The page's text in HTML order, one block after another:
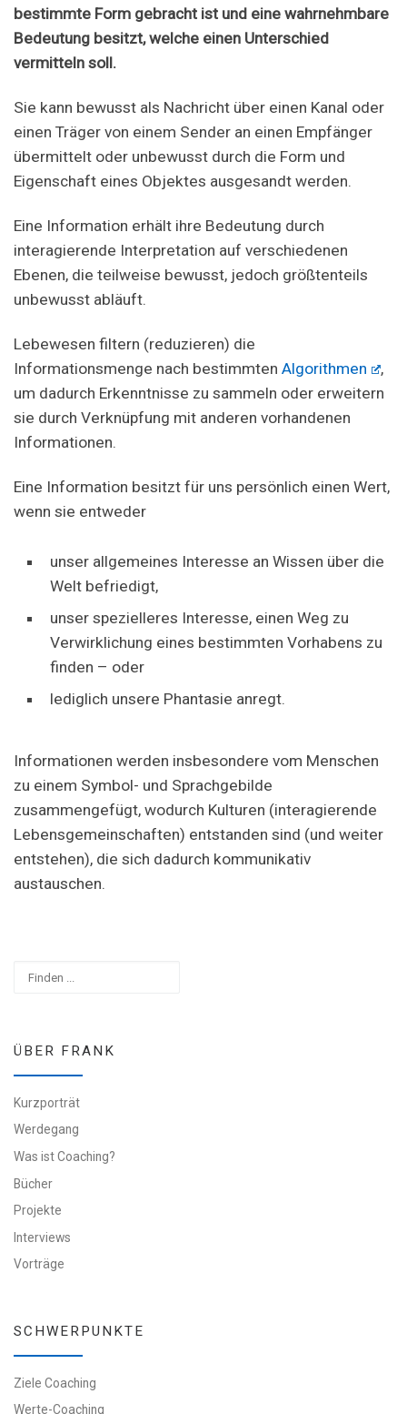
bestimmte Form gebracht ist und eine wahrnehmbare
Bedeutung besitzt, welche einen Unterschied
vermitteln soll.
Sie kann bewusst als Nachricht über einen Kanal oder
einen Träger von einem Sender an einen Empfänger
übermittelt oder unbewusst durch die Form und
Eigenschaft eines Objektes ausgesandt werden.
Eine Information erhält ihre Bedeutung durch
interagierende Interpretation auf verschiedenen
Ebenen, die teilweise bewusst, jedoch größtenteils
unbewusst abläuft.
Lebewesen filtern (reduzieren) die
Informationsmenge nach bestimmten Algorithmen
,
um dadurch Erkenntnisse zu sammeln oder erweitern
sie durch Verknüpfung mit anderen vorhandenen
Informationen.
Eine Information besitzt für uns persönlich einen Wert,
wenn sie entweder
unser allgemeines Interesse an Wissen über die
Welt befriedigt,
unser spezielleres Interesse, einen Weg zu
Verwirklichung eines bestimmten Vorhabens zu
finden – oder
lediglich unsere Phantasie anregt.
Informationen werden insbesondere vom Menschen
zu einem Symbol- und Sprachgebilde
zusammengefügt, wodurch Kulturen (interagierende
Lebensgemeinschaften) entstanden sind (und weiter
entstehen), die sich dadurch kommunikativ
austauschen.
ÜBER FRANK
Kurzporträt
Werdegang
Was ist Coaching?
Bücher
Projekte
Interviews
Vorträge
SCHWERPUNKTE
Ziele Coaching
Werte-Coaching